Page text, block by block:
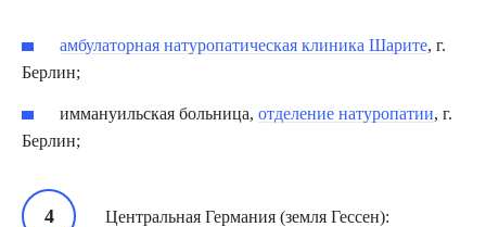
амбулаторная натуропатическая клиника Шарите, г.
Берлин;
иммануильская больница,отделение натуропатии, г.
Берлин;
Центральная Германия (земля Гессен):